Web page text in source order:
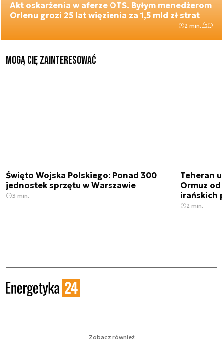
Akt oskarżenia w aferze OTS. Byłym menedżerom
Orlenu grozi 25 lat więzienia za 1,5 mld zł strat
2 min.
Mogą Cię zainteresować
Święto Wojska Polskiego: Ponad 300
jednostek sprzętu w Warszawie
3 min.
Teheran
Ormuz
irańskich
2 min.
Zobacz również